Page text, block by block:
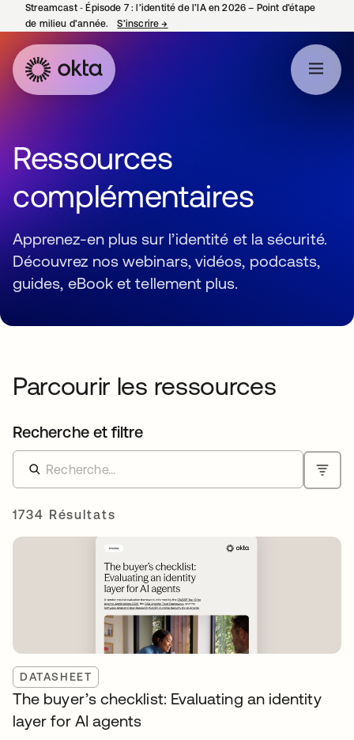
Streamcast ‑ Épisode 7 : l’identité de l’IA en 2026 – Point d’étape
de milieu d’année.
S’inscrire→
Ressources
complémentaires
Apprenez-en plus sur l’identité et la sécurité.
Découvrez nos webinars, vidéos, podcasts,
guides, eBook et tellement plus.
Parcourir les ressources
Recherche et filtre
1734 Résultats
DATASHEET
The buyer’s checklist: Evaluating an identity
layer for AI agents